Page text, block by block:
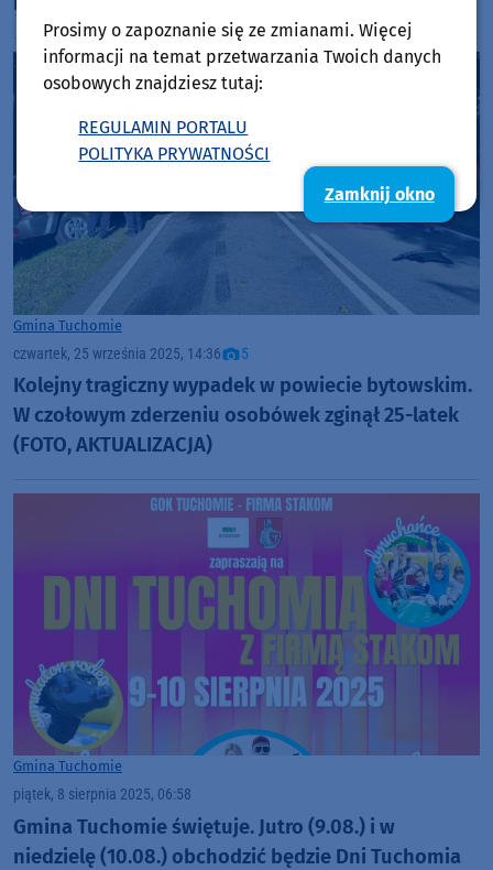
Gmina Tuchomie
czwartek, 25 września 2025, 14:36 5
Kolejny tragiczny wypadek w powiecie bytowskim.
W czołowym zderzeniu osobówek zginął 25-latek
(FOTO, AKTUALIZACJA)
Gmina Tuchomie
piątek, 8 sierpnia 2025, 06:58
Gmina Tuchomie świętuje. Jutro (9.08.) i w
niedzielę (10.08.) obchodzić będzie Dni Tuchomia
Prosimy o zapoznanie się ze zmianami. Więcej
informacji na temat przetwarzania Twoich danych
osobowych znajdziesz tutaj:
REGULAMIN PORTALU
POLITYKA PRYWATNOŚCI
Zamknij okno